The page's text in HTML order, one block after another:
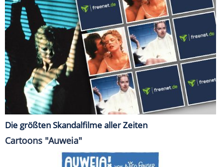
Die größten Skandalfilme aller Zeiten
Cartoons "Auweia"